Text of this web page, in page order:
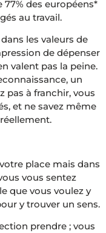
des européens*
au travail.
les valeurs de
de dépenser
valent pas la peine.
un
pas à franchir, vous
et ne savez même
place mais dans
vous sentez
que vous voulez y
y trouver un sens.
prendre ; vous